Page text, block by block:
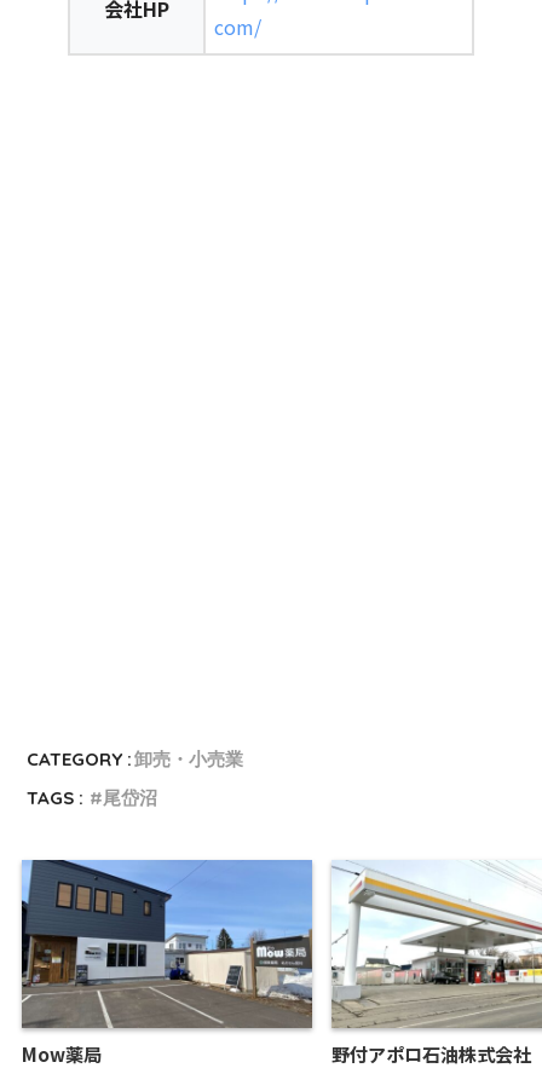
会社HP
com/
CATEGORY :卸売・小売業
TAGS :
尾岱沼
Mow薬局 野付アポロ石油株式会社